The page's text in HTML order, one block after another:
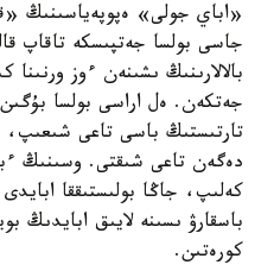
«اباي جولى» ەپوپەياسىنىڭ
جاسى بولسا جەتپىسكە تاقاپ
بالالارىنىڭ ىشىنەن ءوز
جەتكەن. ەل اراسى بولسا
تارتىستىڭ باسى تاعى شىعىپ،
دەگەن تاعى شىقتى. وسىنىڭ
كەلىپ، جاڭا بولىستىققا
باسقارۋ ىسىنە لايىق ابايدىڭ
كورەتىن.